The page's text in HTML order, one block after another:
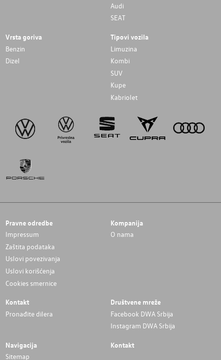
Audi
SEAT
Vrsta goriva
Benzin
Dizel
Tipovi vozila
Limuzina
Kombi
SUV
Kupe
Kabriolet
Pravne odredbe
Impressum
Zaštita podataka
Uslovi povezivanja
Uslovi korišćenja
Cookies smernice
Kompanija
O nama
Kontakt
Pronađite dilera
Društvene mreže
Facebook DWA Srbija
Instagram DWA Srbija
Navigacija
Sitemap
Kontakt